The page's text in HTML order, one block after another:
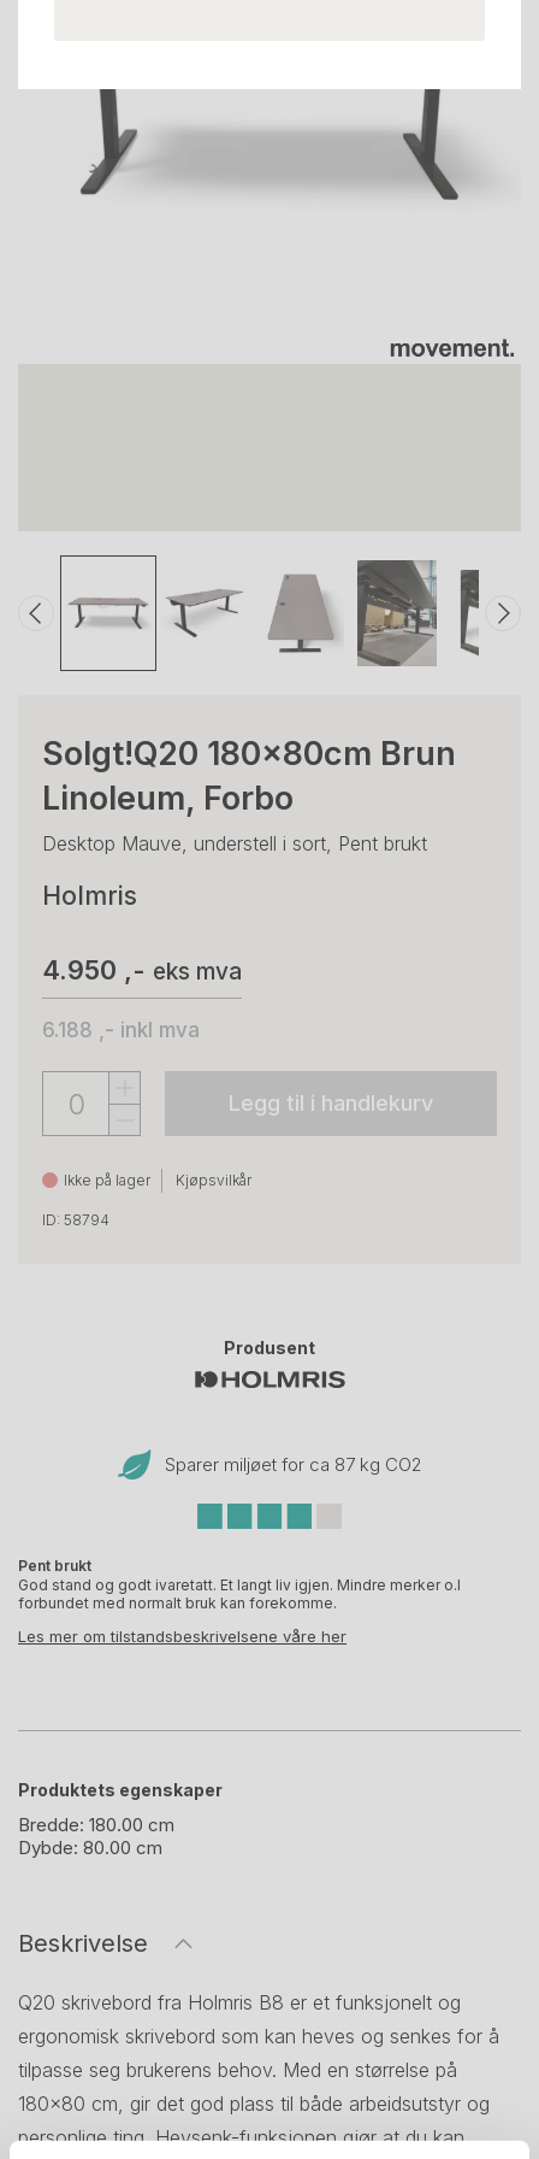
Solgt!Q20 180x80cm Brun
Linoleum, Forbo
Desktop Mauve, understell i sort, Pent brukt
Holmris
4.950 ,- eks mva
6.188 ,- inkl mva
Legg til i handlekurv
Ikke på lager Kjøpsvilkår
ID: 58794
Produsent
Sparer miljøet for ca 87 kg CO2
Pent brukt
God stand og godt ivaretatt. Et langt liv igjen. Mindre merker o.l
forbundet med normalt bruk kan forekomme.
Les mer om tilstandsbeskrivelsene våre her
Produktets egenskaper
Bredde: 180.00 cm
Dybde: 80.00 cm
Beskrivelse
Q20 skrivebord fra Holmris B8 er et funksjonelt og
ergonomisk skrivebord som kan heves og senkes for å
tilpasse seg brukerens behov. Med en størrelse på
180x80 cm, gir det god plass til både arbeidsutstyr og
personlige ting. Hevsenk-funksjonen gjør at du kan